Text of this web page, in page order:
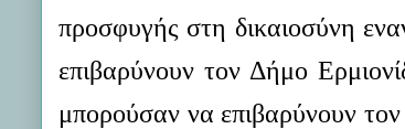
προσφυγής στη δικαιοσύνη
επιβαρύνουν τον Δήμο
μπορούσαν να επιβαρύνουν